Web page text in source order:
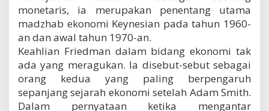
monetaris, ia merupakan penentang utama
madzhab ekonomi Keynesian pada tahun 1960-
an dan awal tahun 1970-an.
Keahlian Friedman dalam bidang ekonomi tak
ada yang meragukan. Ia disebut-sebut sebagai
orang kedua yang paling berpengaruh
sepanjang sejarah ekonomi setelah Adam Smith.
Dalam pernyataan ketika mengantar